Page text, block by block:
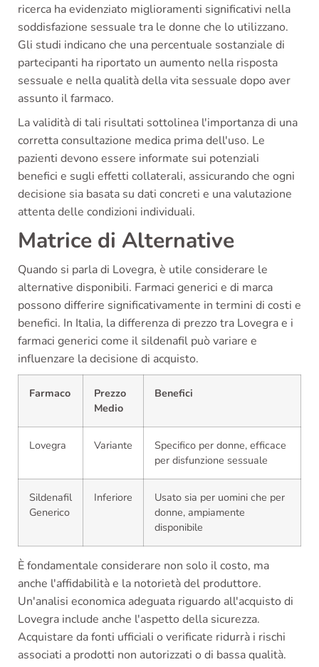
ricerca ha evidenziato miglioramenti significativi nella
soddisfazione sessuale tra le donne che lo utilizzano.
Gli studi indicano che una percentuale sostanziale di
partecipanti ha riportato un aumento nella risposta
sessuale e nella qualità della vita sessuale dopo aver
assunto il farmaco.
La validità di tali risultati sottolinea l'importanza di una
corretta consultazione medica prima dell'uso. Le
pazienti devono essere informate sui potenziali
benefici e sugli effetti collaterali, assicurando che ogni
decisione sia basata su dati concreti e una valutazione
attenta delle condizioni individuali.
Matrice di Alternative
Quando si parla di Lovegra, è utile considerare le
alternative disponibili. Farmaci generici e di marca
possono differire significativamente in termini di costi e
benefici. In Italia, la differenza di prezzo tra Lovegra e i
farmaci generici come il sildenafil può variare e
influenzare la decisione di acquisto.
Farmaco
Prezzo
Medio
Benefici
Lovegra Variante
Specifico per donne, efficace
per disfunzione sessuale
Sildenafil
Generico
Inferiore
Usato sia per uomini che per
donne, ampiamente
disponibile
È fondamentale considerare non solo il costo, ma
anche l'affidabilità e la notorietà del produttore.
Un'analisi economica adeguata riguardo all'acquisto di
Lovegra include anche l'aspetto della sicurezza.
Acquistare da fonti ufficiali o verificate ridurrà i rischi
associati a prodotti non autorizzati o di bassa qualità.